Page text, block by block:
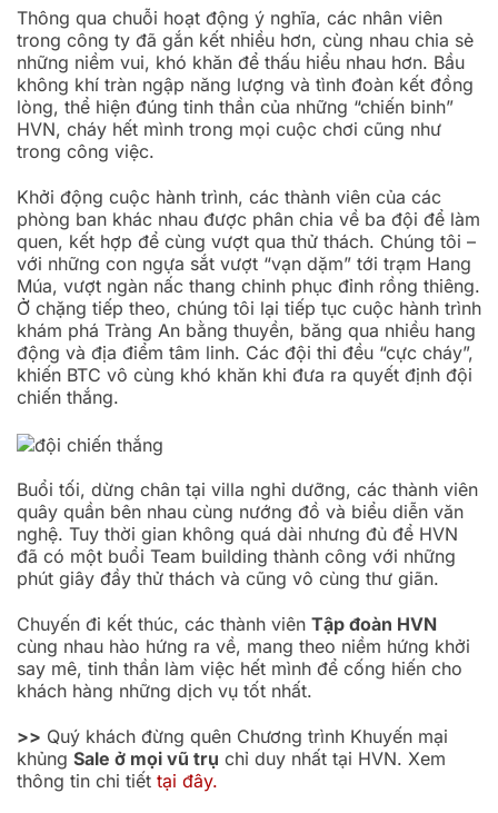
Thông qua chuỗi hoạt động ý nghĩa, các nhân viên
trong công ty đã gắn kết nhiều hơn, cùng nhau chia sẻ
những niềm vui, khó khăn để thấu hiểu nhau hơn. Bầu
không khí tràn ngập năng lượng và tình đoàn kết đồng
lòng, thể hiện đúng tinh thần của những “chiến binh”
HVN, cháy hết mình trong mọi cuộc chơi cũng như
trong công việc.
Khởi động cuộc hành trình, các thành viên của các
phòng ban khác nhau được phân chia về ba đội để làm
quen, kết hợp để cùng vượt qua thử thách. Chúng tôi –
với những con ngựa sắt vượt “vạn dặm” tới trạm Hang
Múa, vượt ngàn nấc thang chinh phục đỉnh rồng thiêng.
Ở chặng tiếp theo, chúng tôi lại tiếp tục cuộc hành trình
khám phá Tràng An bằng thuyền, băng qua nhiều hang
động và địa điểm tâm linh. Các đội thi đều “cực cháy”,
khiến BTC vô cùng khó khăn khi đưa ra quyết định đội
chiến thắng.
Buổi tối, dừng chân tại villa nghỉ dưỡng, các thành viên
quây quần bên nhau cùng nướng đồ và biểu diễn văn
nghệ. Tuy thời gian không quá dài nhưng đủ để HVN
đã có một buổi Team building thành công với những
phút giây đầy thử thách và cũng vô cùng thư giãn.
Chuyến đi kết thúc, các thành viên Tập đoàn HVN
cùng nhau hào hứng ra về, mang theo niềm hứng khởi
say mê, tinh thần làm việc hết mình để cống hiến cho
khách hàng những dịch vụ tốt nhất.
>> Quý khách đừng quên Chương trình Khuyến mại
khủng Sale ở mọi vũ trụ chỉ duy nhất tại HVN. Xem
thông tin chi tiết tại đây.